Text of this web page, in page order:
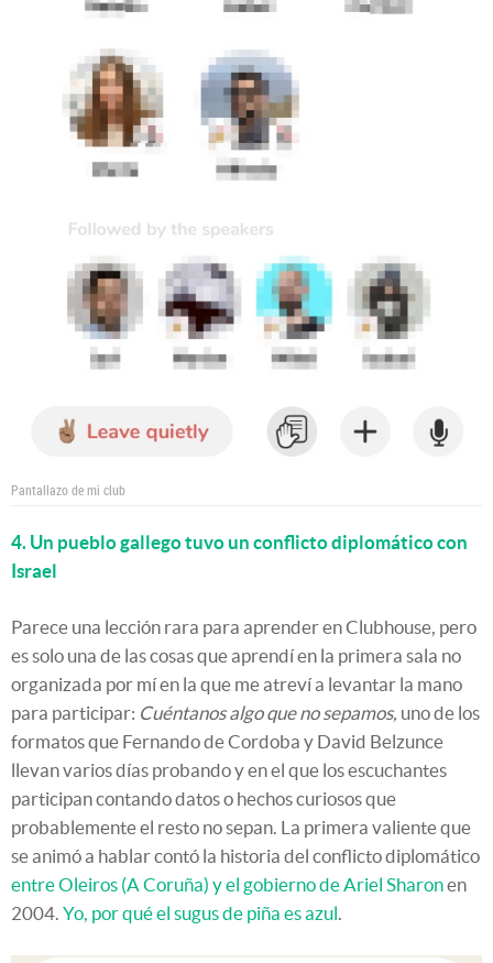
Pantallazo de mi club
4. Un pueblo gallego tuvo un conflicto diplomático con
Israel
Parece una lección rara para aprender en Clubhouse, pero
es solo una de las cosas que aprendí en la primera sala no
organizada por mí en la que me atreví a levantar la mano
para participar: Cuéntanos algo que no sepamos, uno de los
formatos que Fernando de Cordoba y David Belzunce
llevan varios días probando y en el que los escuchantes
participan contando datos o hechos curiosos que
probablemente el resto no sepan. La primera valiente que
se animó a hablar contó la historia del conflicto diplomático
entre Oleiros (A Coruña) y el gobierno de Ariel Sharonen
2004. Yo, por qué el sugus de piña es azul.